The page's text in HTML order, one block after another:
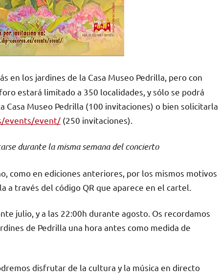
en los jardines de la Casa Museo Pedrilla, pero con
estará limitado a 350 localidades, y sólo se podrá
Museo Pedrilla (100 invitaciones) o bien solicitarla
events/event/ (250 invitaciones).
durante la misma semana del concierto
como en ediciones anteriores, por los mismos motivos
través del código QR que aparece en el cartel.
julio, y a las 22:00h durante agosto. Os recordamos
de Pedrilla una hora antes como medida de
disfrutar de la cultura y la música en directo